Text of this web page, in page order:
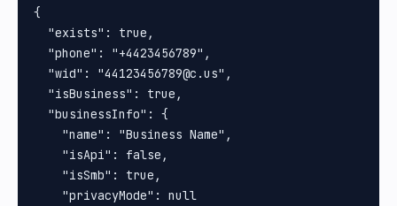
{
  "exists": true,
  "phone": "+4423456789",
  "wid": "44123456789@c.us",
  "isBusiness": true,
  "businessInfo": {
    "name": "Business Name",
    "isApi": false,
    "isSmb": true,
    "privacyMode": null